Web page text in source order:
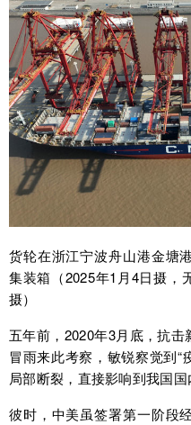
货轮在浙江宁波舟山港金塘
集装箱（2025年1月4日摄，
摄）
五年前，2020年3月底，抗
冒雨来此考察，敏锐察觉到
局部断裂，直接影响到我国国
彼时，中美虽签署第一阶段